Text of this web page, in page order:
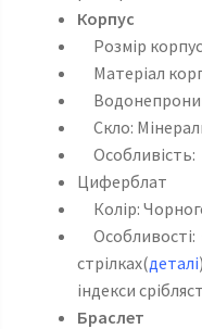
Корпус
Розмір
Матеріал
Скло:
Особливість:
Циферблат
Колір:
Особливості:
стрілках(деталі
індекси
Браслет